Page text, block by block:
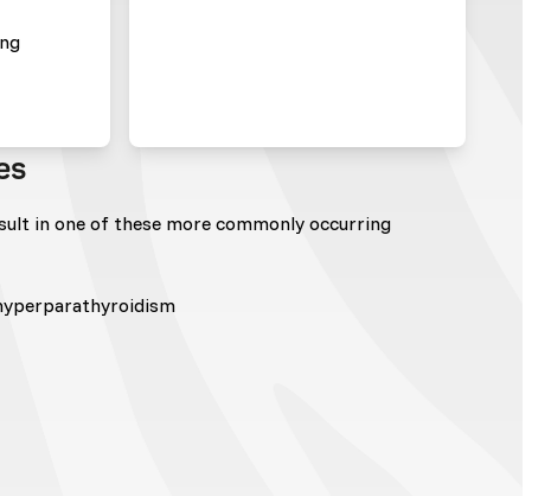
in one of these more commonly occurring